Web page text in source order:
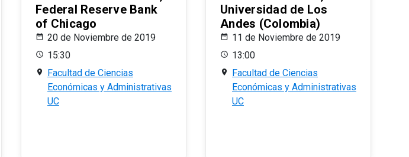
Federal Reserve Bank
of Chicago
20 de Noviembre de 2019
15:30
Facultad de Ciencias
Económicas y Administrativas
UC
Universidad de Los
Andes (Colombia)
11 de Noviembre de 2019
13:00
Facultad de Ciencias
Económicas y Administrativas
UC